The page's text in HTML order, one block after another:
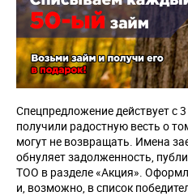
Спецпредложение действует с
получили радостную весть о
могут не возвращать. Имена
обнуляет задолженность,
ТОО в разделе «Акция».
и, возможно, в список